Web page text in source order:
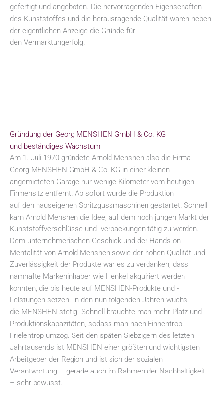
gefertigt und angeboten. Die hervorragenden Eigenschaften
des Kunststoffes und die herausragende Qualität waren neben
der eigentlichen Anzeige die Gründe für
den Vermarktungerfolg.
Gründung der Georg MENSHEN GmbH & Co. KG
und beständiges Wachstum
Am 1. Juli 1970 gründete Arnold Menshen also die Firma
Georg MENSHEN GmbH & Co. KG in einer kleinen
angemieteten Garage nur wenige Kilometer vom heutigen
Firmensitz entfernt. Ab sofort wurde die Produktion
auf den hauseigenen Spritzgussmaschinen gestartet. Schnell
kam Arnold Menshen die Idee, auf dem noch jungen Markt der
Kunststoffverschlüsse und -verpackungen tätig zu werden.
Dem unternehmerischen Geschick und der Hands on-
Mentalität von Arnold Menshen sowie der hohen Qualität und
Zuverlässigkeit der Produkte war es zu verdanken, dass
namhafte Markeninhaber wie Henkel akquiriert werden
konnten, die bis heute auf MENSHEN-Produkte und -
Leistungen setzen. In den nun folgenden Jahren wuchs
die MENSHEN stetig. Schnell brauchte man mehr Platz und
Produktionskapazitäten, sodass man nach Finnentrop-
Frielentrop umzog. Seit den späten Siebzigern des letzten
Jahrtausends ist MENSHEN einer größten und wichtigsten
Arbeitgeber der Region und ist sich der sozialen
Verantwortung – gerade auch im Rahmen der Nachhaltigkeit
– sehr bewusst.